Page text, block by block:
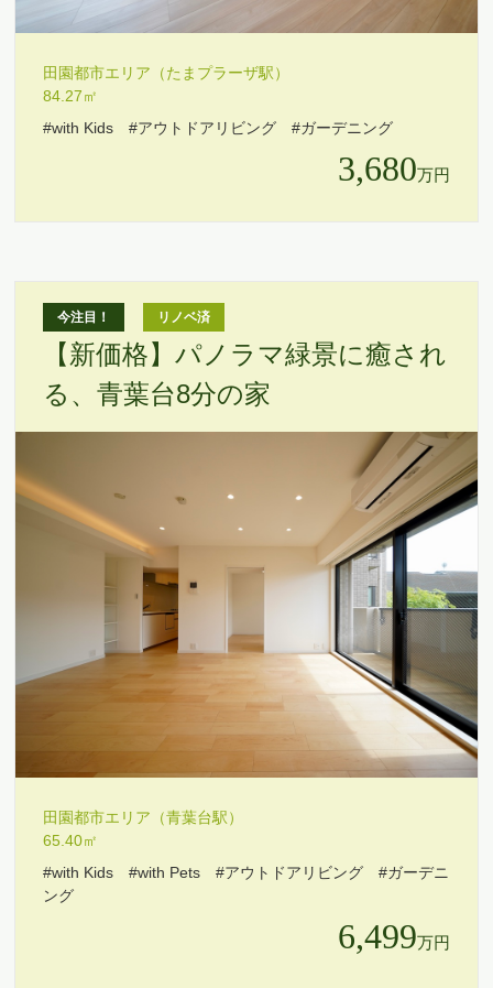
田園都市エリア（たまプラーザ駅）
84.27㎡
#with Kids
#アウトドアリビング #ガーデニング
3,680万円
今注目！ リノベ済
【新価格】パノラマ緑景に癒され
る、青葉台8分の家
田園都市エリア（青葉台駅）
65.40㎡
#with Kids
#with Pets #アウトドアリビング
#ガーデニ
ング
6,499万円